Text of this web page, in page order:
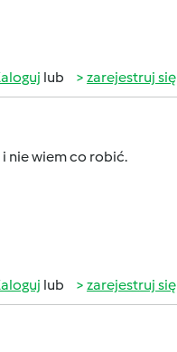
lub zarejestruj się
i nie wiem co robić.
lub zarejestruj się